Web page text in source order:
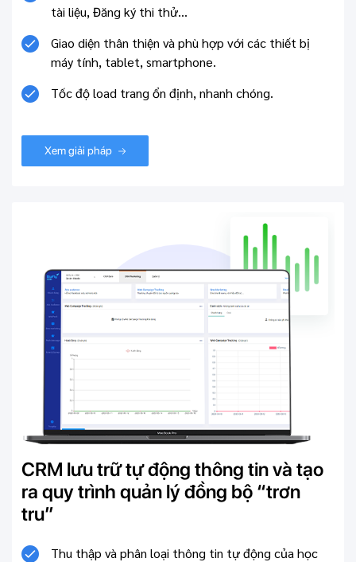
tài liệu, Đăng ký thi thử...
Giao diện thân thiện và phù hợp với các thiết bị
máy tính, tablet, smartphone.
Tốc độ load trang ổn định, nhanh chóng.
Xem giải pháp
CRM lưu trữ tự động thông tin và tạo
ra quy trình quản lý đồng bộ “trơn
tru”
Thu thập và phân loại thông tin tự động của học